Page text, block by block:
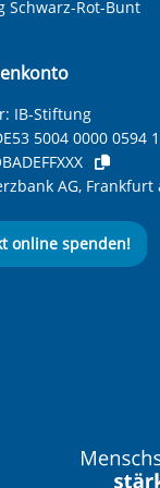
Schwarz-Rot-Bunt
IB-Stiftung
5004 0000 0594
AG, Frankfurt
online spenden!